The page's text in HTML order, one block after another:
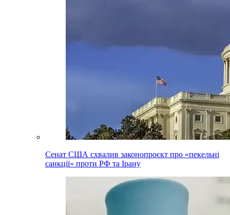
Сенат США схвалив законопроєкт про «пекельні
санкції» проти РФ та Ірану